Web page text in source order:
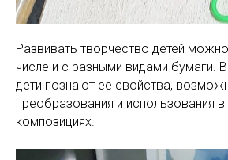
Развивать творчество детей
числе и с разными видами бумаги.
дети познают ее свойства,
преобразования и использования в
композициях.